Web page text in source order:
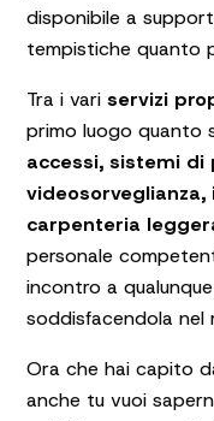
disponibile a
tempistiche quanto
Tra i vari servizi
primo luogo quanto
accessi, sistemi
carpenteria
personale
incontro a
soddisfacendola nel
Ora che hai capito
anche tu vuoi